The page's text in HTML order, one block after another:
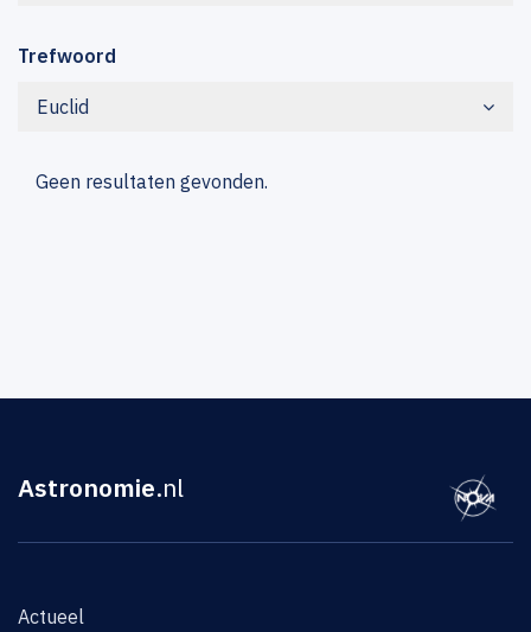
Trefwoord
Euclid
Geen resultaten gevonden.
Astronomie.nl
Actueel